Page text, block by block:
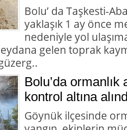
Bolu’ da Taşkesti-
yaklaşık 1 ay önce
nedeniyle yol
gelen toprak
Bolu’da ormanlık
kontrol altına
Göynük ilçesinde